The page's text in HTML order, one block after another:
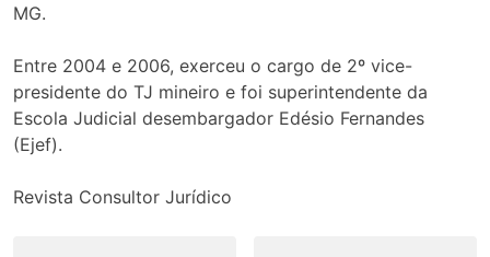
MG.
Entre 2004 e 2006, exerceu o cargo de 2º vice-
presidente do TJ mineiro e foi superintendente da
Escola Judicial desembargador Edésio Fernandes
(Ejef).
Revista Consultor Jurídico